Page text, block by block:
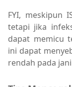
FYI, meskipun
tetapi jika
dapat memicu
ini dapat
rendah pada